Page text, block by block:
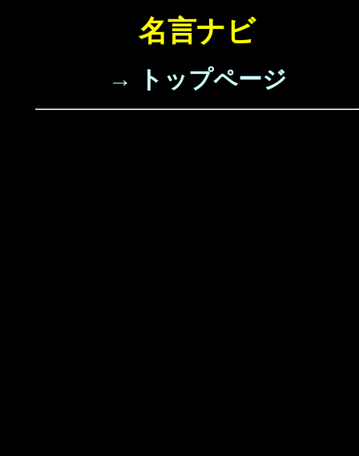
名言ナビ
→ トップページ